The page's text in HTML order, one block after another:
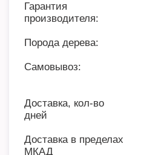
Гарантия
производителя:
Порода дерева:
Самовывоз:
Доставка, кол-во
дней
Доставка в пределах
МКАД